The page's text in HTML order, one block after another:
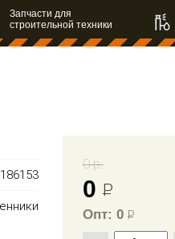
Запчасти для
строительной техники
0 р.
0 Р
Опт: 0 Р